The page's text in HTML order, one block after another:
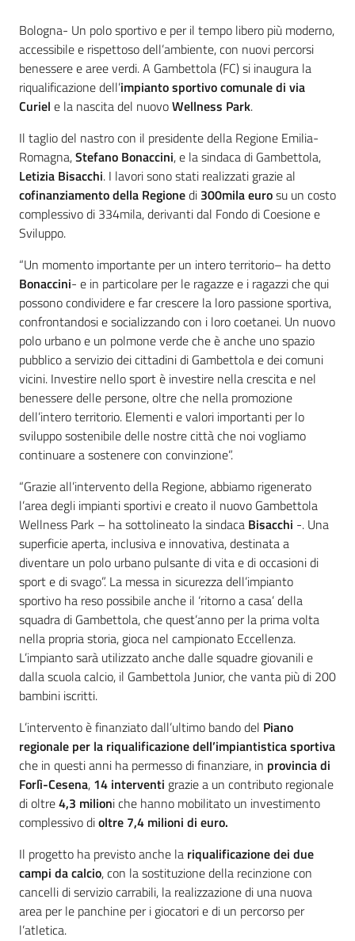
Contenuto
Bologna- Un polo sportivo e per il tempo libero più moderno,
accessibile e rispettoso dell’ambiente, con nuovi percorsi
benessere e aree verdi. A Gambettola (FC) si inaugura la
riqualificazione dell’impianto sportivo comunale di via
Curiel e la nascita del nuovoWellness Park.
Il taglio del nastro con il presidente della Regione Emilia-
Romagna,Stefano Bonaccini, e la sindaca di Gambettola,
Letizia Bisacchi. I lavori sono stati realizzati grazie al
cofinanziamento della Regionedi 300mila eurosu un costo
complessivo di 334mila, derivanti dal Fondo di Coesione e
Sviluppo.
“Un momento importante per un intero territorio– ha detto
Bonaccini- e in particolare per le ragazze e i ragazzi che qui
possono condividere e far crescere la loro passione sportiva,
confrontandosi e socializzando con i loro coetanei. Un nuovo
polo urbano e un polmone verde che è anche uno spazio
pubblico a servizio dei cittadini di Gambettola e dei comuni
vicini. Investire nello sport è investire nella crescita e nel
benessere delle persone, oltre che nella promozione
dell’intero territorio. Elementi e valori importanti per lo
sviluppo sostenibile delle nostre città che noi vogliamo
continuare a sostenere con convinzione”.
“Grazie all’intervento della Regione, abbiamo rigenerato
l’area degli impianti sportivi e creato il nuovo Gambettola
Wellness Park – ha sottolineato la sindaca Bisacchi -. Una
superficie aperta, inclusiva e innovativa, destinata a
diventare un polo urbano pulsante di vita e di occasioni di
sport e di svago”. La messa in sicurezza dell’impianto
sportivo ha reso possibile anche il ‘ritorno a casa’ della
squadra di Gambettola, che quest’anno per la prima volta
nella propria storia, gioca nel campionato Eccellenza.
L’impianto sarà utilizzato anche dalle squadre giovanili e
dalla scuola calcio, il Gambettola Junior, che vanta più di 200
bambini iscritti.
L’intervento è finanziato dall’ultimo bando del Piano
regionale per la riqualificazione dell’impiantistica sportiva
che in questi anni ha permesso di finanziare, in provincia di
Forlì-Cesena, 14 interventi grazie a un contributo regionale
di oltre4,3 milioni che hanno mobilitato un investimento
complessivo dioltre 7,4 milioni di euro.
Il progetto ha previsto anche la riqualificazione dei due
campi da calcio, con la sostituzione della recinzione con
cancelli di servizio carrabili, la realizzazione di una nuova
area per le panchine per i giocatori e di un percorso per
l’atletica.